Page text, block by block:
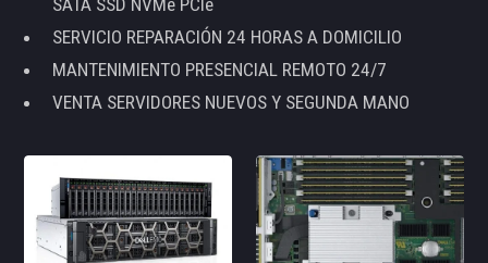
SERVICIO REPARACIÓN 24 HORAS A DOMICILIO
MANTENIMIENTO PRESENCIAL REMOTO 24/7
VENTA SERVIDORES NUEVOS Y SEGUNDA MANO